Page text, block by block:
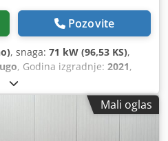
Pozovite
, snaga: 71 kW (96,53 KS),
, Godina izgradnje: 2021,
klima-uređaj
Mali oglas